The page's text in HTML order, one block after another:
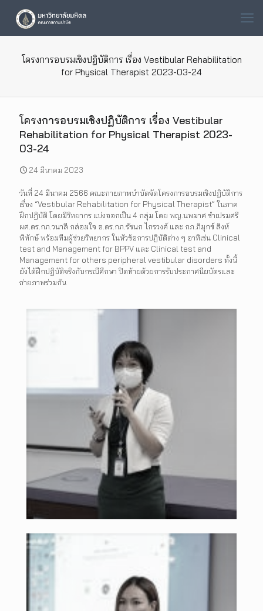
โครงการอบรมเชิงปฏิบัติการ เรื่อง Vestibular Rehabilitation
for Physical Therapist 2023-03-24
โครงการอบรมเชิงปฏิบัติการ เรื่อง Vestibular
Rehabilitation for Physical Therapist 2023-
03-24
24 มีนาคม 2023
วันที่ 24 มีนาคม 2566 คณะกายภาพบำบัดจัดโครงการอบรมเชิงปฏิบัติการ
เรื่อง “Vestibular Rehabilitation for Physical Therapist” ในภาค
ฝึกปฏิบัติ โดยมีวิทยากร แบ่งออกเป็น 4 กลุ่ม โดย พญ.นพมาศ ขำเปรมศรี
ผศ.ดร.กภ.วนาลี กล่อมใจ อ.ดร.กภ.รัชนก ไกรวงศ์ และ กภ.ภิมุกข์ สิงห์
พิทักษ์ พร้อมทีมผู้ช่วยวิทยากร ในหัวข้อการปฏิบัติต่าง ๆ อาทิเช่น Clinical
test and Management for BPPV และ Clinical test and
Management for others peripheral vestibular disorders ทั้งนี้
ยังได้ฝึกปฏิบัติจริงกับกรณีศึกษา ปิดท้ายด้วยการรับประกาศนียบัตรและ
ถ่ายภาพร่วมกัน